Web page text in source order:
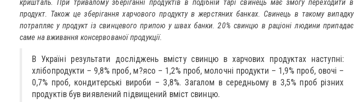
кришталь. При тривалому зберіганні продуктів в подібній тарі свинець має змогу переходити в
продукт. Також це зберігання харчового продукту в жерстяних банках. Свинець в такому випадку
потрапляє у продукт із свинцевого припою у швах банки. 20% свинцю в раціоні людини припадає
саме на вживання консервованої продукції.
В Україні результати досліджень вмісту свинцю в харчових продуктах наступні:
хлібопродукти – 9,8% проб, м?ясо – 1,2% проб, молочні продукти – 1,9% проб, овочі –
0,7% проб, кондитерські вироби – 3,8%. Загалом в середньому в 3,5% проб різних
продуктів був виявлений підвищений вміст свинцю.